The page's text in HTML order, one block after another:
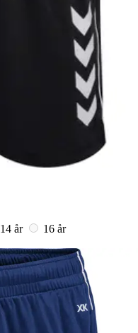
14 år
16 år